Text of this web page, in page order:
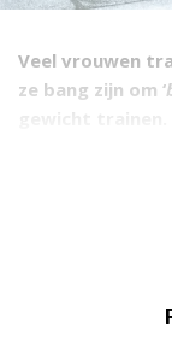
Veel vrouwen
ze bang zijn om ‘
veel
beter zwaarder